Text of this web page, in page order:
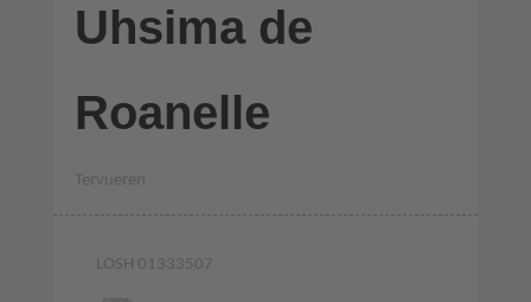
Uhsima de
Roanelle
Tervueren
LOSH 01333507